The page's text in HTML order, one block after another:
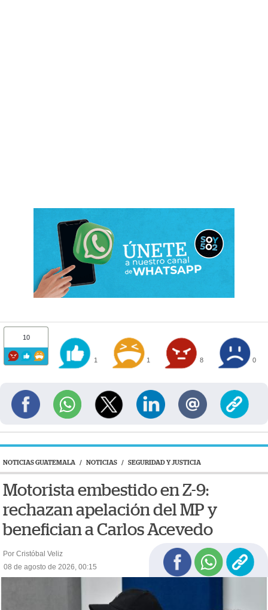
10
1 1 8 0
NOTICIAS GUATEMALA / NOTICIAS / SEGURIDAD Y JUSTICIA
Motorista embestido en Z-9:
rechazan apelación del MP y
benefician a Carlos Acevedo
Por Cristóbal Veliz
08 de agosto de 2026, 00:15